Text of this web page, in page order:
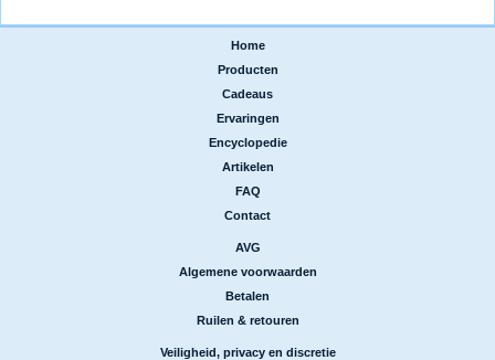
Home
Producten
Cadeaus
Ervaringen
Encyclopedie
Artikelen
FAQ
Contact
AVG
Algemene voorwaarden
Betalen
Ruilen & retouren
Veiligheid, privacy en discretie